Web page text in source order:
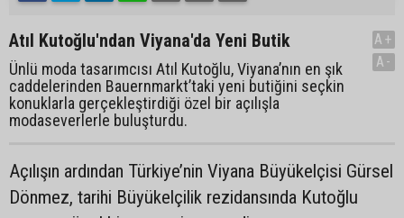
Atıl Kutoğlu'ndan Viyana'da Yeni Butik
Ünlü moda tasarımcısı Atıl Kutoğlu, Viyana’nın en şık
caddelerinden Bauernmarkt’taki yeni butiğini seçkin
konuklarla gerçekleştirdiği özel bir açılışla
modaseverlerle buluşturdu.
A+
A-
Açılışın ardından Türkiye’nin Viyana Büyükelçisi Gürsel
Dönmez, tarihi Büyükelçilik rezidansında Kutoğlu